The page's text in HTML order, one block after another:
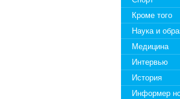
Кроме того
Наука и
Медицина
Интервью
История
Информер